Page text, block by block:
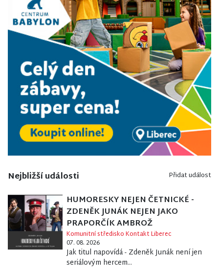
Nejbližší události Přidat událost
HUMORESKY NEJEN ČETNICKÉ -
ZDENĚK JUNÁK NEJEN JAKO
PRAPORČÍK AMBROŽ
Komunitní středisko Kontakt Liberec
07. 08. 2026
Jak titul napovídá - Zdeněk Junák není jen
seriálovým hercem...